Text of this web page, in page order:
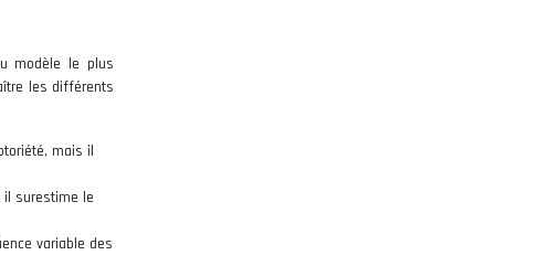
modèle le plus
les différents
mais il
il surestime le
variable des